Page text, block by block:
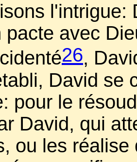
l'intrigue:
pacte avec
26,
David se
pour le
David, qui
ou les